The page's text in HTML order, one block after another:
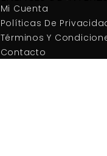
Mi Cuenta
Políticas De
Términos Y
Contacto